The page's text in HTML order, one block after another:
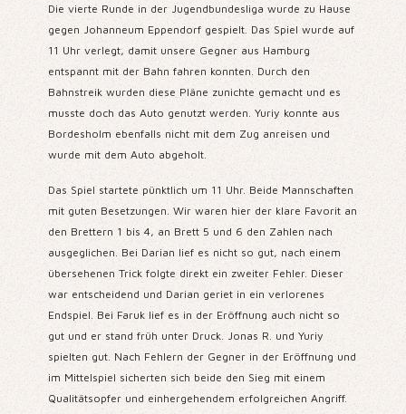
Die vierte Runde in der Jugendbundesliga wurde zu Hause
gegen Johanneum Eppendorf gespielt. Das Spiel wurde auf
11 Uhr verlegt, damit unsere Gegner aus Hamburg
entspannt mit der Bahn fahren konnten. Durch den
Bahnstreik wurden diese Pläne zunichte gemacht und es
musste doch das Auto genutzt werden. Yuriy konnte aus
Bordesholm ebenfalls nicht mit dem Zug anreisen und
wurde mit dem Auto abgeholt.
Das Spiel startete pünktlich um 11 Uhr. Beide Mannschaften
mit guten Besetzungen. Wir waren hier der klare Favorit an
den Brettern 1 bis 4, an Brett 5 und 6 den Zahlen nach
ausgeglichen. Bei Darian lief es nicht so gut, nach einem
übersehenen Trick folgte direkt ein zweiter Fehler. Dieser
war entscheidend und Darian geriet in ein verlorenes
Endspiel. Bei Faruk lief es in der Eröffnung auch nicht so
gut und er stand früh unter Druck. Jonas R. und Yuriy
spielten gut. Nach Fehlern der Gegner in der Eröffnung und
im Mittelspiel sicherten sich beide den Sieg mit einem
Qualitätsopfer und einhergehendem erfolgreichen Angriff.